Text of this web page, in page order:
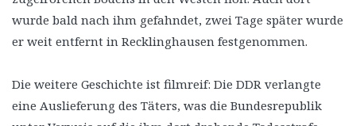
wurde bald nach ihm gefahndet, zwei Tage später wurde
er weit entfernt in Recklinghausen festgenommen.
Die weitere Geschichte ist filmreif: Die DDR verlangte
eine Auslieferung des Täters, was die Bundesrepublik